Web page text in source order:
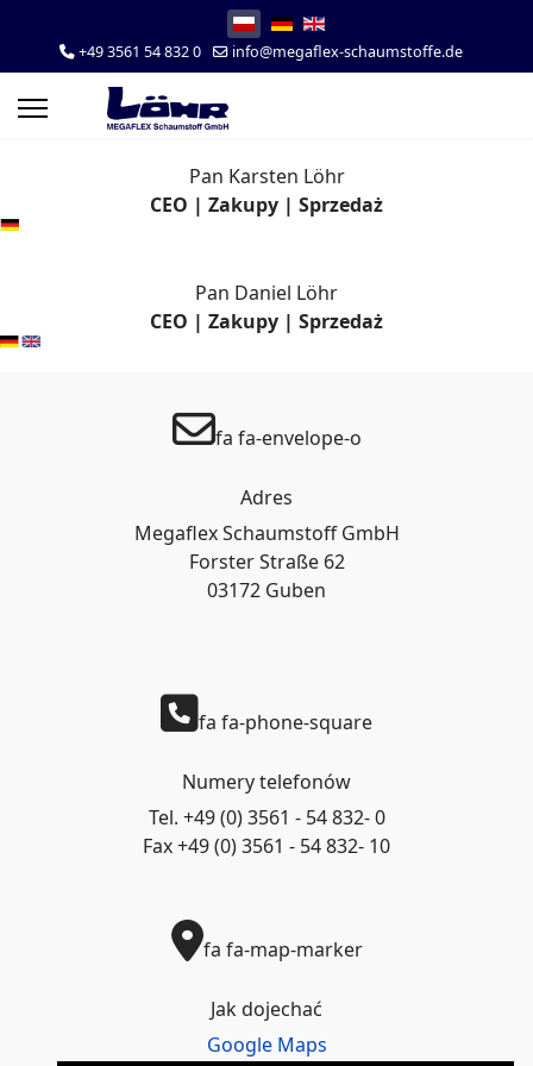
Wybierz swój język
+49 3561 54 832 0 info@megaflex-schaumstoffe.de
Pan Karsten Löhr
CEO | Zakupy | Sprzedaż
Pan Daniel Löhr
CEO | Zakupy | Sprzedaż
fa fa-envelope-o
Adres
Megaflex Schaumstoff GmbH
Forster Straße 62
03172 Guben
fa fa-phone-square
Numery telefonów
Tel. +49 (0) 3561 - 54 832- 0
Fax +49 (0) 3561 - 54 832- 10
fa fa-map-marker
Jak dojechać
Google Maps